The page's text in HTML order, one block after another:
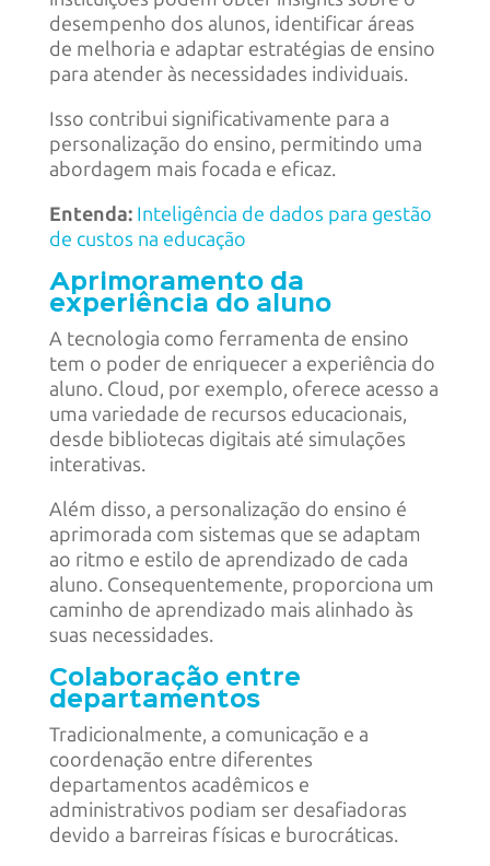
desempenho dos alunos, identificar áreas
de melhoria e adaptar estratégias de ensino
para atender às necessidades individuais.
Isso contribui significativamente para a
personalização do ensino, permitindo uma
abordagem mais focada e eficaz.
Entenda: Inteligência de dados para gestão
de custos na educação
Aprimoramento da
experiência do aluno
A tecnologia como ferramenta de ensino
tem o poder de enriquecer a experiência do
aluno. Cloud, por exemplo, oferece acesso a
uma variedade de recursos educacionais,
desde bibliotecas digitais até simulações
interativas.
Além disso, a personalização do ensino é
aprimorada com sistemas que se adaptam
ao ritmo e estilo de aprendizado de cada
aluno. Consequentemente, proporciona um
caminho de aprendizado mais alinhado às
suas necessidades.
Colaboração entre
departamentos
Tradicionalmente, a comunicação e a
coordenação entre diferentes
departamentos acadêmicos e
administrativos podiam ser desafiadoras
devido a barreiras físicas e burocráticas.